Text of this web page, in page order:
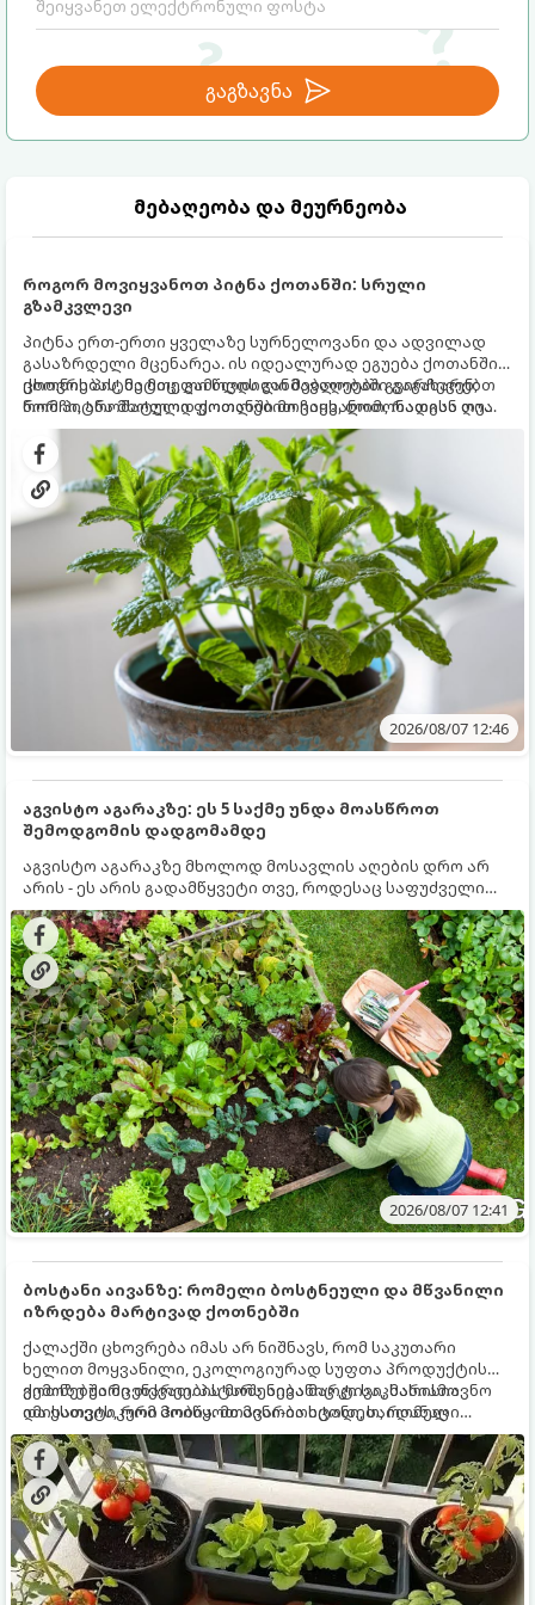
გაგზავნა
მებაღეობა და მეურნეობა
როგორ მოვიყვანოთ პიტნა ქოთანში: სრული
გზამკვლევი
პიტნა ერთ-ერთი ყველაზე სურნელოვანი და ადვილად
გასაზრდელი მცენარეა. ის იდეალურად ეგუება ქოთანში
ცხოვრებას, მეტიც, გამოცდილი მებაღეები გვირჩევენ,
რომ პიტნა მხოლოდ ქოთანში მოვიყვანოთ, რადგან ღია
გრუნტში (ბაღში) დარგვისას ის ფესვებით ძალიან
სწრაფად ვრცელდება და სხვა მცენარეებს ავიწროებს.
ქოთნის პიტნა მთელი წლის განმავლობაში გაგახარებთ
ნორჩი, არომატული ფოთლებით ჩაის, ლიმონათისა თუ
კერძებისთვის.
2026/08/07 12:46
აგვისტო აგარაკზე: ეს 5 საქმე უნდა მოასწროთ
შემოდგომის დადგომამდე
აგვისტო აგარაკზე მხოლოდ მოსავლის აღების დრო არ
არის - ეს არის გადამწყვეტი თვე, როდესაც საფუძველი
ეყრება მომავალი წლის მოსავალს და ბაღი მზადდება
შემოდგომა-ზამთრის სეზონისთვის. იმისათვის, რომ
ნიადაგმა ენერგია აღიდგინოს, ხოლო მცენარეებმა
ზამთარს გაუძლონ, აგვისტოს ბოლომდე 5
მნიშვნელოვანი საქმის გაკეთება უნდა მოასწროთ:
2026/08/07 12:41
ბოსტანი აივანზე: რომელი ბოსტნეული და მწვანილი
იზრდება მარტივად ქოთნებში
ქალაქში ცხოვრება იმას არ ნიშნავს, რომ საკუთარი
ხელით მოყვანილი, ეკოლოგიურად სუფთა პროდუქტის
გემოზე უარი თქვათ. პატარა აივანიც კი საკმარისია
იმისათვის, რომ მოიწყოთ მინი-ბოსტანი, საიდანაც
ყოველდღიურად ახალ, არომატულ მწვანილსა და
ბოსტნეულს მოკრეფთ.
ქოთნებში მცენარეების მოშენება მარტივი, სასიამოვნო
და ესთეტიკური ჰობია. მთავარია იცოდეთ, რომელი
კულტურები ეგუებიან ქოთნის პირობებს ყველაზე კარგად
და როგორ მოუაროთ მათ სწორად.